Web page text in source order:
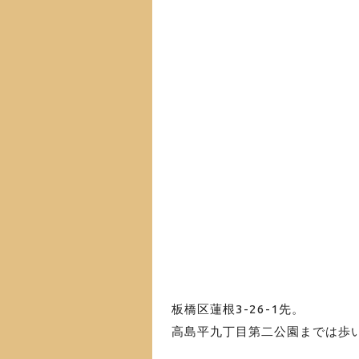
板橋区蓮根3-26-1先。
高島平九丁目第二公園までは歩